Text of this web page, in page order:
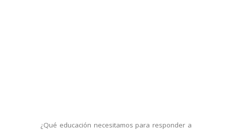
¿Qué educación necesitamos para responder a